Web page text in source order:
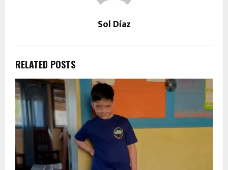
Sol Díaz
RELATED POSTS